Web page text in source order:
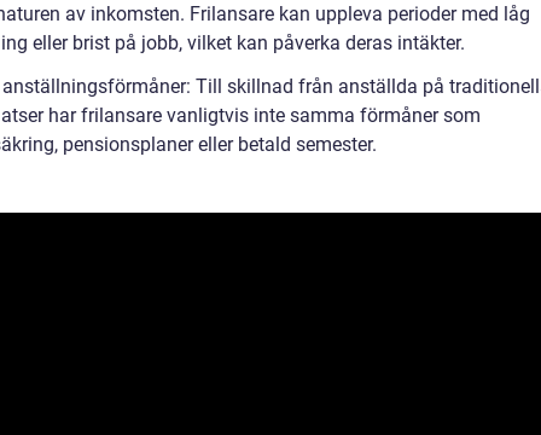
av inkomsten. Frilansare kan uppleva perioder med låg
eller brist på jobb, vilket kan påverka deras intäkter.
Till skillnad från anställda på
har frilansare vanligtvis inte samma förmåner som
pensionsplaner eller betald semester.